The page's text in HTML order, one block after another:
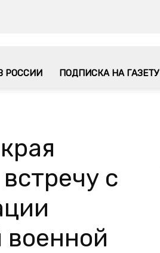
РОССИИ ПОДПИСКА НА ГАЗЕТУ
с
военной